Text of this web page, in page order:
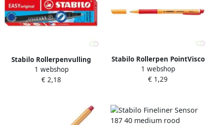
Stabilo Rollerpenvulling
Easyoriginal medium rood
doosje Ã 3 stuks
1 webshop
€ 2,18
Stabilo Rollerpen PointVisco
1099 40 fijn rood
1 webshop
€ 1,29